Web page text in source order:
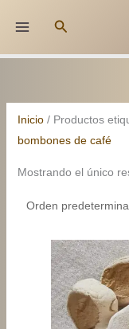
Buscar
Inicio/ Productos
bombones de café
Mostrando el único